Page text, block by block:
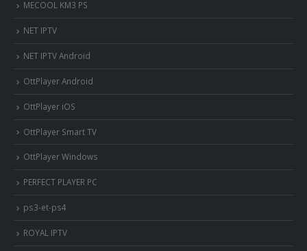
MECOOL KM3 PS
NET IPTV
NET IPTV Android
OttPlayer Android
OttPlayer iOS
OttPlayer Smart TV
OttPlayer Windows
PERFECT PLAYER PC
ps3-et-ps4
ROYAL IPTV